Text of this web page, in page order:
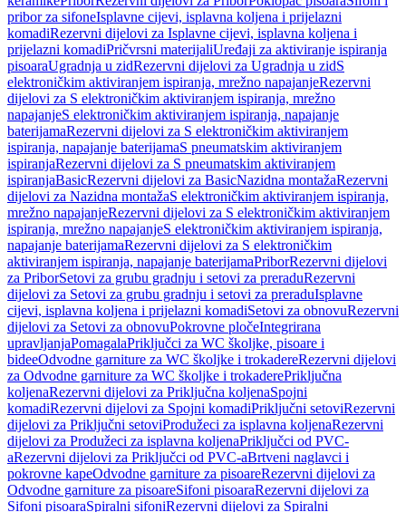
pribor za sifoneIsplavne cijevi, isplavna koljena i prijelazni
komadiRezervni dijelovi za Isplavne cijevi, isplavna koljena i
prijelazni komadiPričvrsni materijaliUređaji za aktiviranje ispiranja
pisoaraUgradnja u zidRezervni dijelovi za Ugradnja u zidS
elektroničkim aktiviranjem ispiranja, mrežno napajanjeRezervni
dijelovi za S elektroničkim aktiviranjem ispiranja, mrežno
napajanjeS elektroničkim aktiviranjem ispiranja, napajanje
baterijamaRezervni dijelovi za S elektroničkim aktiviranjem
ispiranja, napajanje baterijamaS pneumatskim aktiviranjem
ispiranjaRezervni dijelovi za S pneumatskim aktiviranjem
ispiranjaBasicRezervni dijelovi za BasicNazidna montažaRezervni
dijelovi za Nazidna montažaS elektroničkim aktiviranjem ispiranja,
mrežno napajanjeRezervni dijelovi za S elektroničkim aktiviranjem
ispiranja, mrežno napajanjeS elektroničkim aktiviranjem ispiranja,
napajanje baterijamaRezervni dijelovi za S elektroničkim
aktiviranjem ispiranja, napajanje baterijamaPriborRezervni dijelovi
za PriborSetovi za grubu gradnju i setovi za preraduRezervni
dijelovi za Setovi za grubu gradnju i setovi za preraduIsplavne
cijevi, isplavna koljena i prijelazni komadiSetovi za obnovuRezervni
dijelovi za Setovi za obnovuPokrovne pločeIntegrirana
upravljanjaPomagalaPriključci za WC školjke, pisoare i
bideeOdvodne garniture za WC školjke i trokadereRezervni dijelovi
za Odvodne garniture za WC školjke i trokaderePriključna
koljenaRezervni dijelovi za Priključna koljenaSpojni
komadiRezervni dijelovi za Spojni komadiPriključni setoviRezervni
dijelovi za Priključni setoviProdužeci za isplavna koljenaRezervni
dijelovi za Produžeci za isplavna koljenaPriključci od PVC-
aRezervni dijelovi za Priključci od PVC-aBrtveni naglavci i
pokrovne kapeOdvodne garniture za pisoareRezervni dijelovi za
Odvodne garniture za pisoareSifoni pisoaraRezervni dijelovi za
Sifoni pisoaraSpiralni sifoniRezervni dijelovi za Spiralni